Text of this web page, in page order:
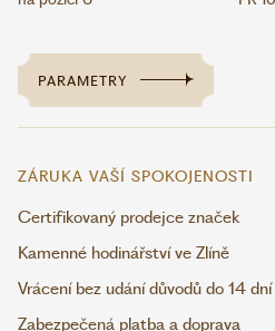
PARAMETRY
ZÁRUKA VAŠÍ SPOKOJENOSTI
Certifikovaný prodejce značek
Kamenné hodinářství ve Zlíně
Vrácení bez udání důvodů do 14 dní
Zabezpečená platba a doprava